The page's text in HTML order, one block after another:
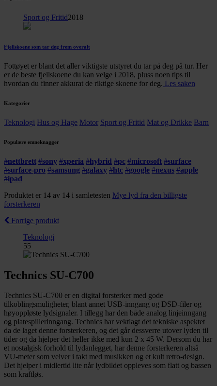
Sport og Fritid2018
Fjellskoene som tar deg frem overalt
Fottøyet er blant det aller viktigste utstyret du tar på deg på tur. Her
er de beste fjellskoene du kan velge i 2018, pluss noen tips til
hvordan du finner akkurat de riktige skoene for deg. Les saken
Kategorier
Teknologi Hus og Hage Motor Sport og Fritid Mat og Drikke Barn
Populære emneknagger
#nettbrett #sony #xperia #hybrid #pc #microsoft #surface
#surface-pro #samsung #galaxy #htc #google #nexus #apple
#ipad
Produktet er 14 av 14 i samletesten Mye lyd fra den billigste
forsterkeren
Forrige produkt
Teknologi
55
Technics SU-C700
Technics SU-C700 er en digital forsterker med gode
tilkoblingsmuligheter, blant annet USB-inngang og DSD-filer og
høyoppløste lydsignaler. I tillegg har den både analog linjeinngang
og platespillerinngang. Technics har vektlagt det tekniske aspektet
da de laget denne forsterkeren, og det går dessverre utover lyden til
tider og da hjelper det heller ikke med kun 2 x 45 W. Dersom du har
et nostalgisk forhold til lydanlegget, har denne forsterkeren altså
VU-meter som veiver i takt med musikken og et kult retro-design.
Det hjelper i midlertid lite når lydbildet oppleves som flatt og bassen
som kraftløs.